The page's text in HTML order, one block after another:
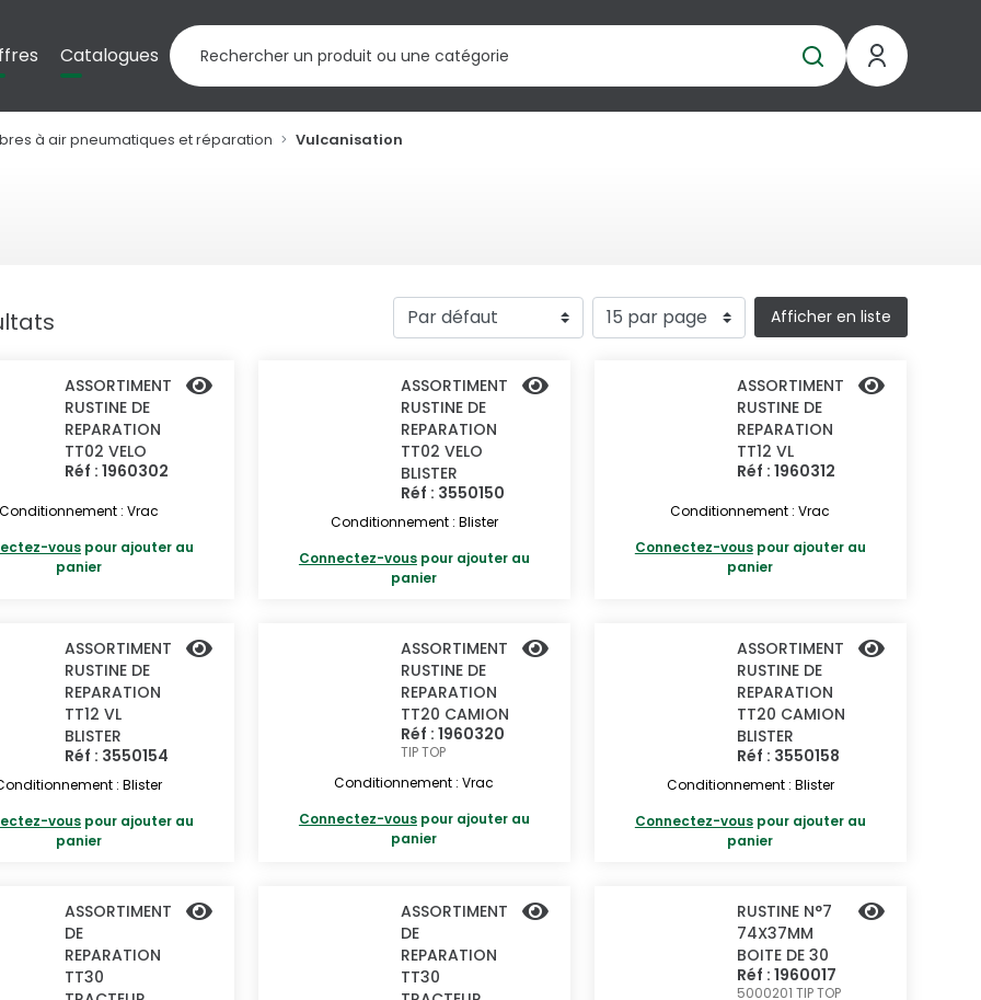
Catalogues
à air pneumatiques et réparation Vulcanisation
Afficher en liste
ASSORTIMENT
RUSTINE DE
REPARATION
TT02 VELO
Réf : 1960302
Conditionnement : Vrac
vous pour ajouter au
panier
ASSORTIMENT
RUSTINE DE
REPARATION
TT02 VELO
BLISTER
Réf : 3550150
Conditionnement : Blister
Connectez-vouspour ajouter au
panier
ASSORTIMENT
RUSTINE DE
REPARATION
TT12 VL
Réf : 1960312
Conditionnement : Vrac
Connectez-vouspour ajouter au
panier
ASSORTIMENT
RUSTINE DE
REPARATION
TT12 VL
BLISTER
Réf : 3550154
: Blister
vous pour ajouter au
panier
ASSORTIMENT
RUSTINE DE
REPARATION
TT20 CAMION
Réf : 1960320
TIP TOP
Conditionnement : Vrac
Connectez-vouspour ajouter au
panier
ASSORTIMENT
RUSTINE DE
REPARATION
TT20 CAMION
BLISTER
Réf : 3550158
Conditionnement : Blister
Connectez-vouspour ajouter au
panier
ASSORTIMENT
DE
REPARATION
TT30
ASSORTIMENT
DE
REPARATION
TT30
RUSTINE N°7
74X37MM
BOITE DE 30
Réf : 1960017
5000201 TIP TOP